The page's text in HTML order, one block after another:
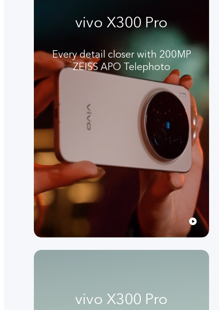
vivo X300 Pro
Every detail closer with 200MP
ZEISS APO Telephoto
vivo X300 Pro